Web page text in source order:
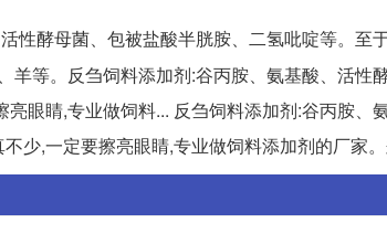
性酵母菌、包被盐酸半胱胺、二氢吡啶等。至
等。反刍饲料添加剂:谷丙胺、氨基酸、活性
眼睛,专业做饲料... 反刍饲料添加剂:谷丙胺、
少,一定要擦亮眼睛,专业做饲料添加剂的厂家。